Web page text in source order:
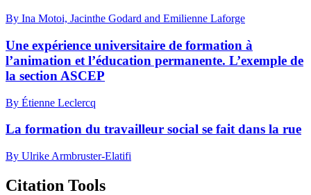
By Ina Motoi, Jacinthe Godard and Emilienne Laforge
Une expérience universitaire de formation à
l’animation et l’éducation permanente. L’exemple de
la section ASCEP
By Étienne Leclercq
La formation du travailleur social se fait dans la rue
By Ulrike Armbruster-Elatifi
Citation Tools